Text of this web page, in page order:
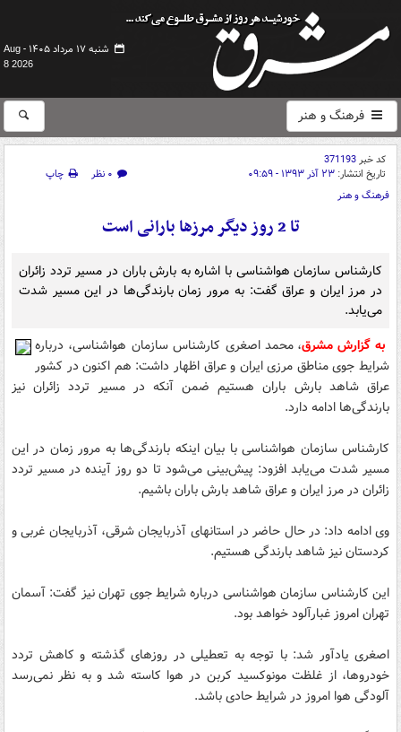
شنبه ۱۷ مرداد ۱۴۰۵ -
Aug
8 2026
فرهنگ و هنر
کد خبر371193
تاریخ انتشار: ۲۳ آذر ۱۳۹۳ - ۰۹:۵۹ ۰ نظر
چاپ
فرهنگ و هنر
تا 2 روز دیگر مرزها بارانی است
کارشناس سازمان هواشناسی با اشاره به بارش باران در مسیر تردد زائران
در مرز ایران و عراق گفت: به مرور زمان بارندگی‌ها در این مسیر شدت
می‌یابد.
به گزارش مشرق، محمد اصغری کارشناس سازمان هواشناسی، درباره
شرایط جوی مناطق مرزی ایران و عراق اظهار داشت: هم اکنون در کشور
عراق شاهد بارش باران هستیم ضمن آنکه در مسیر تردد زائران نیز
بارندگی‌ها ادامه دارد.
کارشناس سازمان هواشناسی با بیان اینکه بارندگی‌ها به مرور زمان در این
مسیر شدت می‌یابد افزود: پیش‌بینی می‌شود تا دو روز آینده در مسیر تردد
زائران در مرز ایران و عراق شاهد بارش باران باشیم.
وی ادامه داد: در حال حاضر در استانهای آذربایجان شرقی، آذربایجان غربی و
کردستان نیز شاهد بارندگی هستیم.
این کارشناس سازمان هواشناسی درباره شرایط جوی تهران نیز گفت: آسمان
تهران امروز غبارآلود خواهد بود.
اصغری یادآور شد: با توجه به تعطیلی در روزهای گذشته و کاهش تردد
خودروها، از غلظت مونوکسید کربن در هوا کاسته شد و به نظر نمی‌رسد
آلودگی هوا امروز در شرایط حادی باشد.